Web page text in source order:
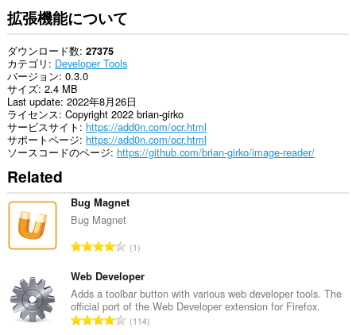
ス
可
能
で
す。
This
extension
can
create
rich
notifications
and
display
them
to
you
the
system
拡張機能について
ダウンロード数 27375
カテゴリ
Developer Tools
バージョン 0.3.0
サイズ 2.4 MB
Last update 2022年8月26日
ライセンス Copyright 2022 brian-girko
サービスサイト https://add0n.com/ocr.html
サポートページ https://add0n.com/ocr.html
ソースコードのページ https://github.com/brian-girko/image-reader/
Related
Bug Magnet
Bug Magnet
評
の
総
数
：
1
Web Developer
Adds a toolbar button with various web developer tools. The
official port of the Web Developer extension for Firefox.
評114